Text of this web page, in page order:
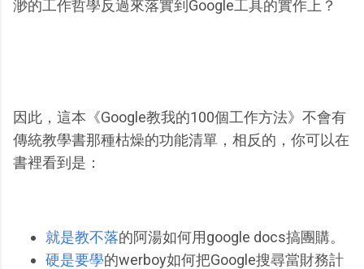
渺的工作哲學反過來落實到Google工具的實作上？
因此，這本《Google教我的100個工作方法》不會有
傳統教學書那種枯燥的功能清單，相反的，你可以在
書裡看到是：
就是教不落的阿湯如何用google docs搞團購。
硬是要學的werboy如何把Google搜尋當財務計